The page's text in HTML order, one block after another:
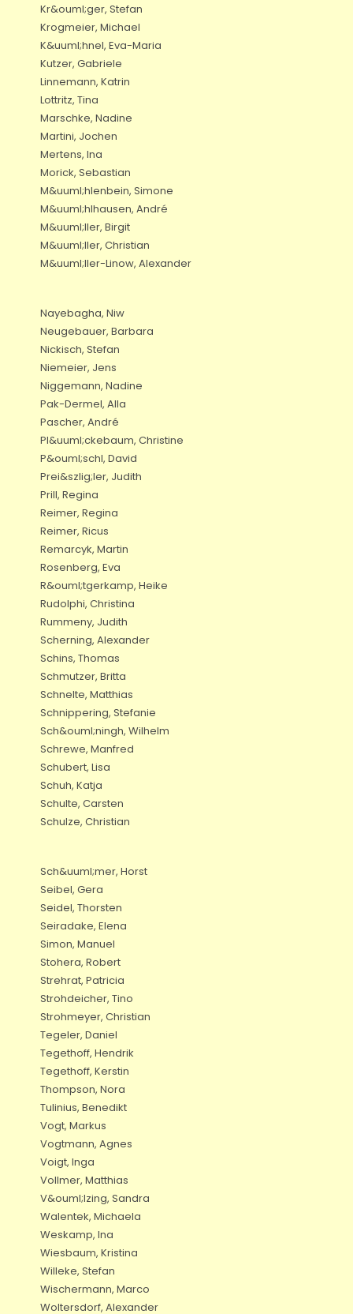
Kr&ouml;ger, Stefan
Krogmeier, Michael
K&uuml;hnel, Eva-Maria
Kutzer, Gabriele
Linnemann, Katrin
Lottritz, Tina
Marschke, Nadine
Martini, Jochen
Mertens, Ina
Morick, Sebastian
M&uuml;hlenbein, Simone
M&uuml;hlhausen, André
M&uuml;ller, Birgit
M&uuml;ller, Christian
M&uuml;ller-Linow, Alexander
Nayebagha, Niw
Neugebauer, Barbara
Nickisch, Stefan
Niemeier, Jens
Niggemann, Nadine
Pak-Dermel, Alla
Pascher, André
Pl&uuml;ckebaum, Christine
P&ouml;schl, David
Prei&szlig;ler, Judith
Prill, Regina
Reimer, Regina
Reimer, Ricus
Remarcyk, Martin
Rosenberg, Eva
R&ouml;tgerkamp, Heike
Rudolphi, Christina
Rummeny, Judith
Scherning, Alexander
Schins, Thomas
Schmutzer, Britta
Schnelte, Matthias
Schnippering, Stefanie
Sch&ouml;ningh, Wilhelm
Schrewe, Manfred
Schubert, Lisa
Schuh, Katja
Schulte, Carsten
Schulze, Christian
Sch&uuml;mer, Horst
Seibel, Gera
Seidel, Thorsten
Seiradake, Elena
Simon, Manuel
Stohera, Robert
Strehrat, Patricia
Strohdeicher, Tino
Strohmeyer, Christian
Tegeler, Daniel
Tegethoff, Hendrik
Tegethoff, Kerstin
Thompson, Nora
Tulinius, Benedikt
Vogt, Markus
Vogtmann, Agnes
Voigt, Inga
Vollmer, Matthias
V&ouml;lzing, Sandra
Walentek, Michaela
Weskamp, Ina
Wiesbaum, Kristina
Willeke, Stefan
Wischermann, Marco
Woltersdorf, Alexander